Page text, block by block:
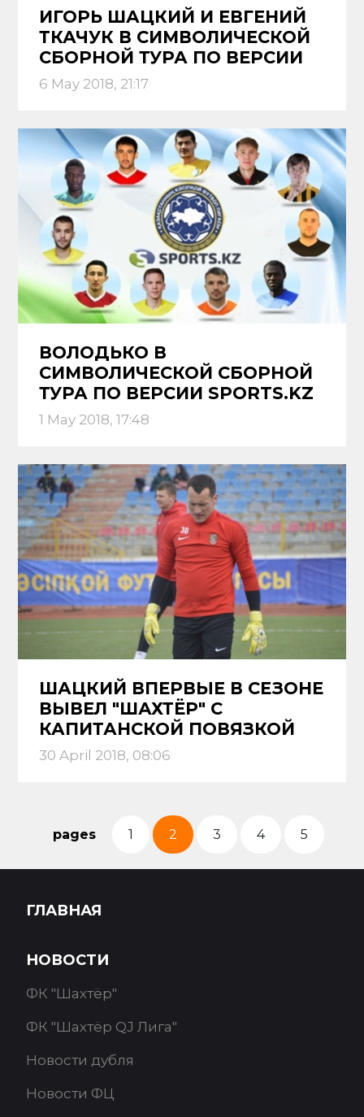
ИГОРЬ ШАЦКИЙ И ЕВГЕНИЙ
ТКАЧУК В СИМВОЛИЧЕСКОЙ
СБОРНОЙ ТУРА ПО ВЕРСИИ
SPORTS.KZ
6 May 2018, 21:17
ВОЛОДЬКО В
СИМВОЛИЧЕСКОЙ СБОРНОЙ
ТУРА ПО ВЕРСИИ SPORTS.KZ
1 May 2018, 17:48
ШАЦКИЙ ВПЕРВЫЕ В СЕЗОНЕ
ВЫВЕЛ "ШАХТЁР" С
КАПИТАНСКОЙ ПОВЯЗКОЙ
30 April 2018, 08:06
pages 1 2 3 4 5
ГЛАВНАЯ
НОВОСТИ
ФК "Шахтёр"
ФК "Шахтёр QJ Лига"
Новости дубля
Новости ФЦ